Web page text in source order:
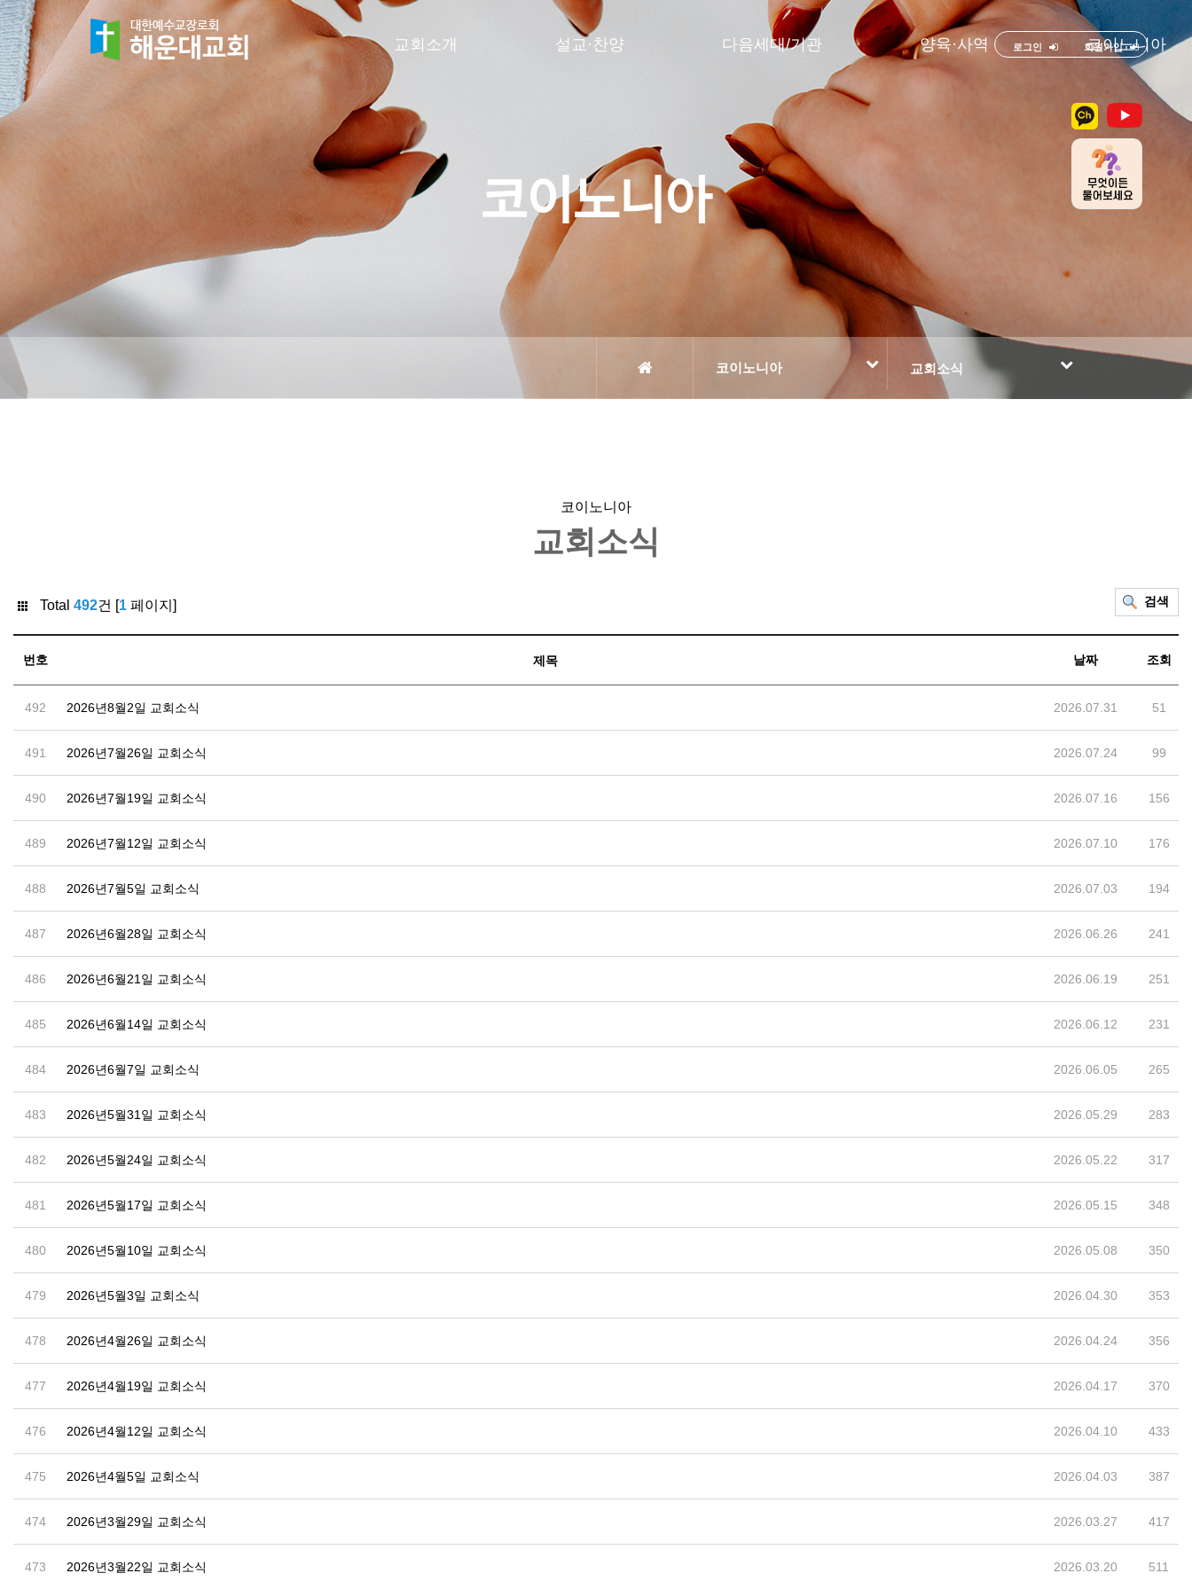
로그인 회원가입
교회소개 설교·찬양 다음세대/기관 양육·사역 코이노니아
코이노니아
코이노니아 교회소식
코이노니아
교회소식
Total 492건 [1 페이지] 검색
번호 제목 날짜 조회
492 2026년8월2일 교회소식 2026.07.31 51
491 2026년7월26일 교회소식 2026.07.24 99
490 2026년7월19일 교회소식 2026.07.16 156
489 2026년7월12일 교회소식 2026.07.10 176
488 2026년7월5일 교회소식 2026.07.03 194
487 2026년6월28일 교회소식 2026.06.26 241
486 2026년6월21일 교회소식 2026.06.19 251
485 2026년6월14일 교회소식 2026.06.12 231
484 2026년6월7일 교회소식 2026.06.05 265
483 2026년5월31일 교회소식 2026.05.29 283
482 2026년5월24일 교회소식 2026.05.22 317
481 2026년5월17일 교회소식 2026.05.15 348
480 2026년5월10일 교회소식 2026.05.08 350
479 2026년5월3일 교회소식 2026.04.30 353
478 2026년4월26일 교회소식 2026.04.24 356
477 2026년4월19일 교회소식 2026.04.17 370
476 2026년4월12일 교회소식 2026.04.10 433
475 2026년4월5일 교회소식 2026.04.03 387
474 2026년3월29일 교회소식 2026.03.27 417
473 2026년3월22일 교회소식 2026.03.20 511